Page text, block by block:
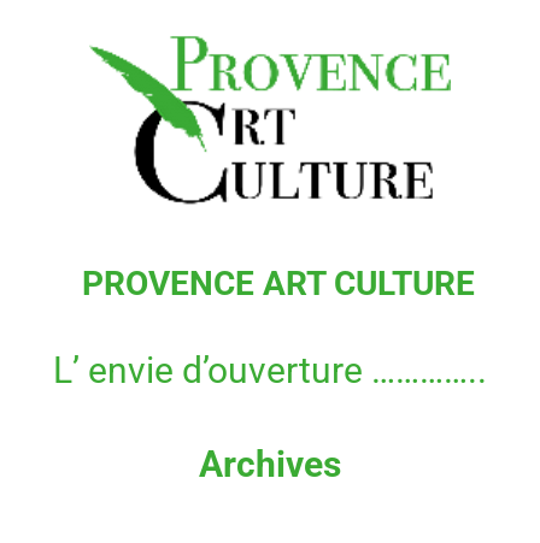
PROVENCE ART CULTURE
L’ envie d’ouverture …………..
Archives